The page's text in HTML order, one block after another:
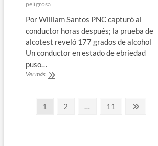
peligrosa
Por William Santos PNC capturó al
conductor horas después; la prueba de
alcotest reveló 177 grados de alcohol
Un conductor en estado de ebriedad
puso…
Ver másConducía
hijo
Paginación
Página
1 Página
2 … Página
11
Página